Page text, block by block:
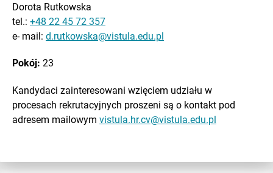
Dorota Rutkowska
tel.: +48 22 45 72 357
e- mail: d.rutkowska@vistula.edu.pl
Pokój: 23
Kandydaci zainteresowani wzięciem udziału w
procesach rekrutacyjnych proszeni są o kontakt pod
adresem mailowym vistula.hr.cv@vistula.edu.pl